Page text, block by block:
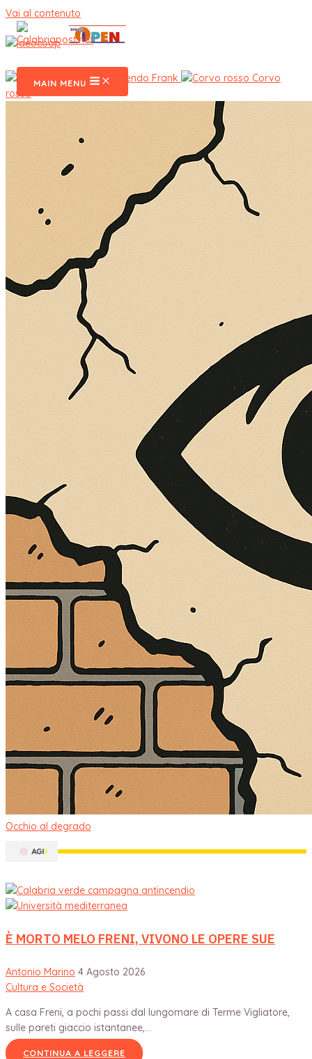
Vai al contenuto
MAIN MENU Reverendo Frank
Corvo
rosso
Occhio al degrado
È MORTO MELO FRENI, VIVONO LE OPERE SUE
Antonio Marino 4 Agosto 2026
Cultura e Società
A casa Freni, a pochi passi dal lungomare di Terme Vigliatore,
sulle pareti giaccio istantanee,...
CONTINUA A LEGGERE